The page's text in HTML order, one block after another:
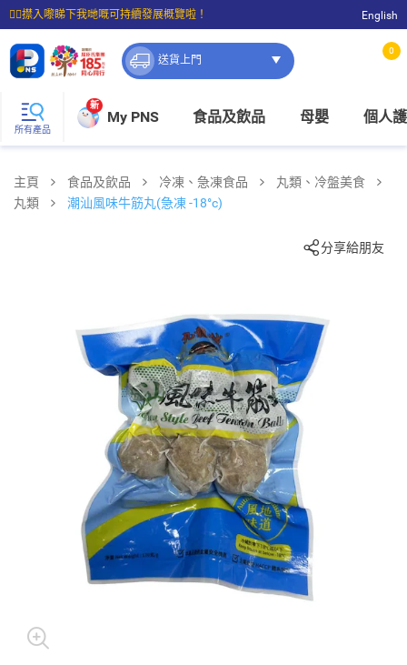
☝🏼㩒入嚟睇下我哋嘅可持續發展概覽啦！
⭐購物滿$399即享免費送貨；滿$100即可免費店取。
English
送貨上門
0
所有產品
新
My PNS 食品及飲品 母嬰 個人
主頁 食品及飲品 冷凍、急凍食品
丸類、冷盤美食
丸類
潮汕風味牛筋丸(急凍 -18°c)
分享給朋友